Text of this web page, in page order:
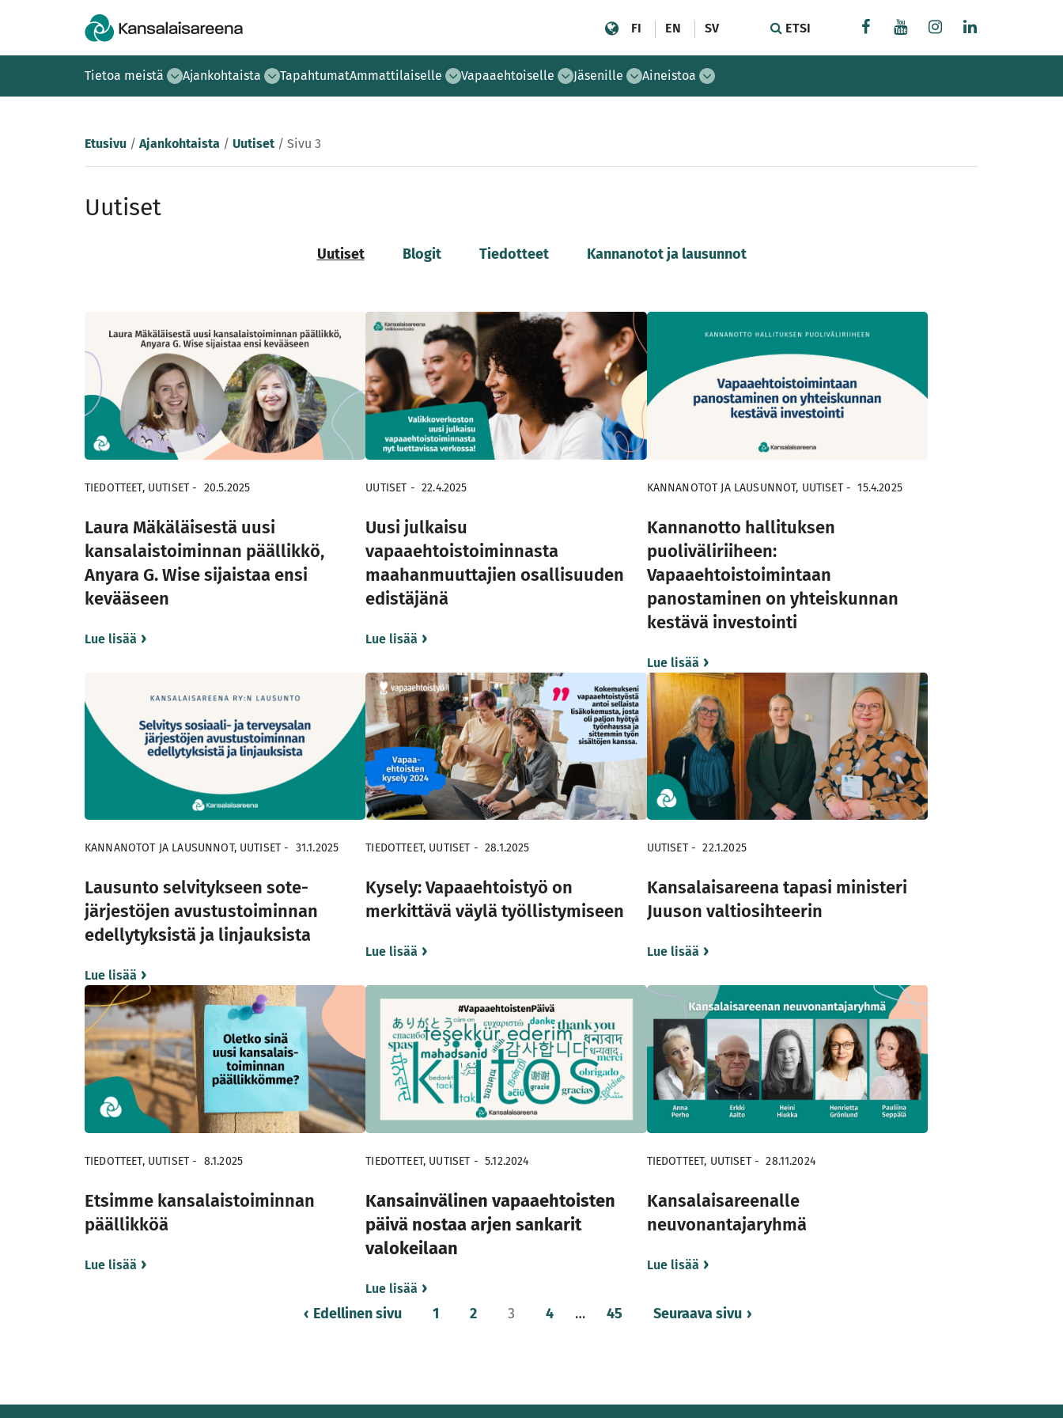
FI EN SV ETSI
Tietoa meistä Ajankohtaista TapahtumatAmmattilaiselle Vapaaehtoiselle Jäsenille Aineistoa
Etusivu / Ajankohtaista / Uutiset / Sivu 3
Uutiset
Uutiset Blogit Tiedotteet Kannanotot ja lausunnot
TIEDOTTEET, UUTISET - 20.5.2025
Laura Mäkäläisestä uusi
kansalaistoiminnan päällikkö,
Anyara G. Wise sijaistaa ensi
kevääseen
Lue lisää
UUTISET - 22.4.2025
Uusi julkaisu
vapaaehtoistoiminnasta
maahanmuuttajien osallisuuden
edistäjänä
Lue lisää
KANNANOTOT JA LAUSUNNOT, UUTISET- 15.4.2025
Kannanotto hallituksen
puoliväliriiheen:
Vapaaehtoistoimintaan
panostaminen on yhteiskunnan
kestävä investointi
Lue lisää
KANNANOTOT JA LAUSUNNOT, UUTISET - 31.1.2025
Lausunto selvitykseen sote-
järjestöjen avustustoiminnan
edellytyksistä ja linjauksista
Lue lisää
TIEDOTTEET, UUTISET - 28.1.2025
Kysely: Vapaaehtoistyö on
merkittävä väylä työllistymiseen
Lue lisää
UUTISET- 22.1.2025
Kansalaisareena tapasi ministeri
Juuson valtiosihteerin
Lue lisää
TIEDOTTEET, UUTISET - 8.1.2025
Etsimme kansalaistoiminnan
päällikköä
Lue lisää
TIEDOTTEET, UUTISET - 5.12.2024
Kansainvälinen vapaaehtoisten
päivä nostaa arjen sankarit
valokeilaan
Lue lisää
TIEDOTTEET, UUTISET- 28.11.2024
Kansalaisareenalle
neuvonantajaryhmä
Lue lisää
Edellinen sivu 1 2 3 4 … 45 Seuraava sivu